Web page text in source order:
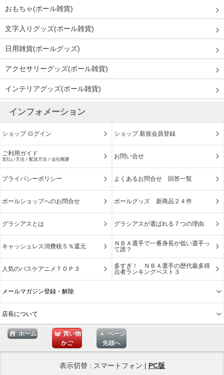
おもちゃ(ボール雑貨)
文字入りグッズ(ボール雑貨)
日用雑貨(ボールグッズ)
アクセサリーグッズ(ボール雑貨)
インテリアグッズ(ボール雑貨)
インフォメーション
ショップ ログイン ショップ 新規会員登録
ご利用ガイド
支払い方法 / 配送方法 / 会社概要 お問い合せ
プライバシーポリシー よくあるお問合せ 回答一覧
ボールショップへのお問合せ ボールグッズ 新商品２４件
グラシアスとは グラシアスが選ばれる７つの理由
キャッシュレス消費税５％還元
ＮＢＡ選手で一番身長が低い選手っ
て誰？
人気のバスケアニメＴＯＰ３
多すぎ！ ＮＢＡ選手の歴代最多得
点者ランキングベスト３
メールマガジン登録・解除
店長について
ホーム
買い物
かご
ページ
先頭へ
表示切替 : スマートフォン | PC版